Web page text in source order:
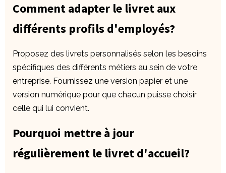
Comment adapter le livret aux
différents profils d'employés?
Proposez des livrets personnalisés selon les besoins
spécifiques des différents métiers au sein de votre
entreprise. Fournissez une version papier et une
version numérique pour que chacun puisse choisir
celle qui lui convient.
Pourquoi mettre à jour
régulièrement le livret d'accueil?